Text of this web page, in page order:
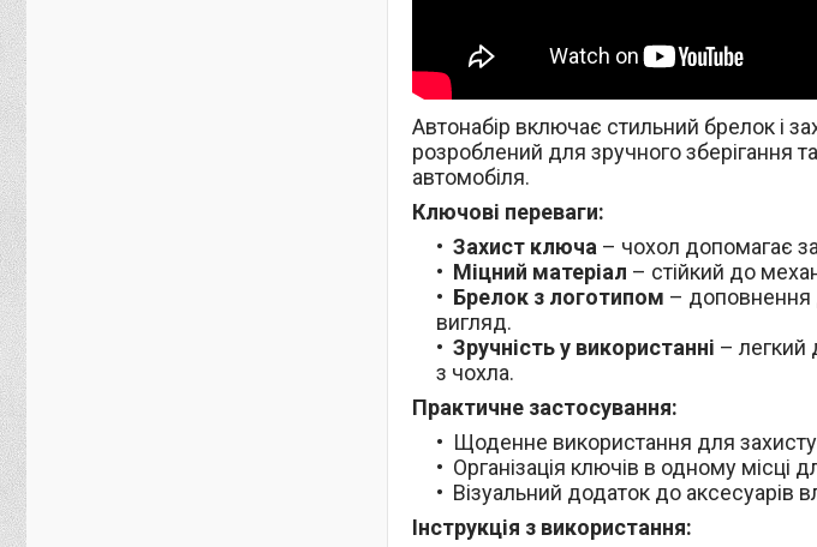
Автонабір включає стильний брелок і
розроблений для зручного зберігання
автомобіля.
Ключові переваги:
Захист ключа – чохол допомагає
Міцний матеріал – стійкий до
Брелок з логотипом – доповнення
вигляд.
Зручність у використанні – легкий
з чохла.
Практичне застосування:
Щоденне використання для захисту
Організація ключів в одному місці
Візуальний додаток до аксесуарів
Інструкція з використання: